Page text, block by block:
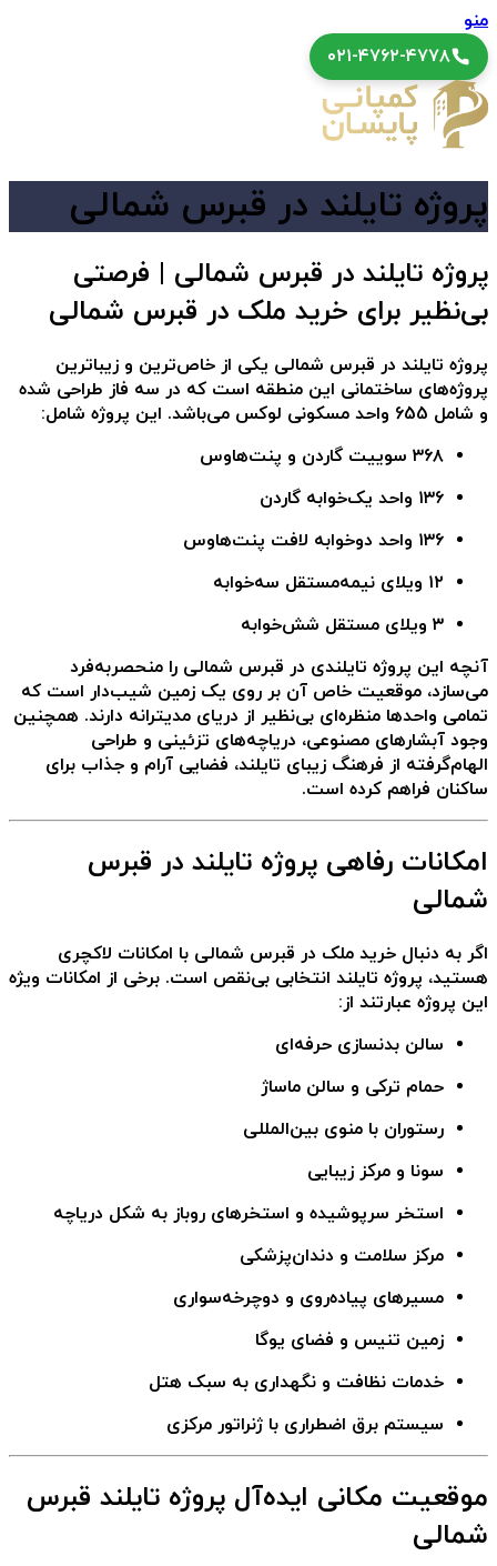
منو
۰۲۱-۴۷۶۲-۴۷۷۸
پروژه تایلند در قبرس شمالی
پروژه تایلند در قبرس شمالی | فرصتی
بی‌نظیر برای خرید ملک در قبرس شمالی
پروژه تایلند در قبرس شمالی یکی از خاص‌ترین و زیباترین
پروژه‌های ساختمانی این منطقه است که در سه فاز طراحی شده
و شامل 655 واحد مسکونی لوکس
می‌باشد. این پروژه شامل:
۳۶۸ سوییت گاردن و پنت‌هاوس
۱۳۶ واحد یک‌خوابه گاردن
۱۳۶ واحد دوخوابه لافت پنت‌هاوس
۱۲ ویلای نیمه‌مستقل سه‌خوابه
۳ ویلای مستقل شش‌خوابه
آنچه این پروژه تایلندی در قبرس شمالی را منحصربه‌فرد
می‌سازد، موقعیت خاص آن بر روی یک زمین شیب‌دار است که
تمامی واحدها منظره‌ای بی‌نظیر از دریای مدیترانه دارند. همچنین
وجود آبشارهای مصنوعی، دریاچه‌های تزئینی و طراحی
الهام‌گرفته از فرهنگ زیبای تایلند، فضایی آرام و جذاب برای
ساکنان فراهم کرده است.
امکانات رفاهی پروژه تایلند در قبرس
شمالی
اگر به دنبال خرید ملک در قبرس شمالی با امکانات لاکچری
هستید، پروژه تایلند انتخابی بی‌نقص است. برخی از امکانات ویژه
این پروژه عبارتند از:
سالن بدنسازی حرفه‌ای
حمام ترکی و سالن ماساژ
رستوران با منوی بین‌المللی
سونا و مرکز زیبایی
استخر سرپوشیده و استخرهای روباز به شکل دریاچه
مرکز سلامت و دندان‌پزشکی
مسیرهای پیاده‌روی و دوچرخه‌سواری
زمین تنیس و فضای یوگا
خدمات نظافت و نگهداری به سبک هتل
سیستم برق اضطراری با ژنراتور مرکزی
موقعیت مکانی ایده‌آل پروژه تایلند قبرس
شمالی